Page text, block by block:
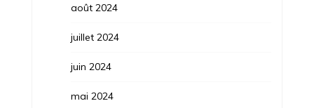
août 2024
juillet 2024
juin 2024
mai 2024